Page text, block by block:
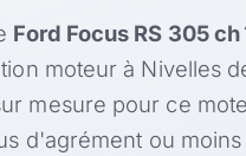
Ford Focus RS 305 ch
moteur à Nivelles
mesure pour ce
d'agrément ou